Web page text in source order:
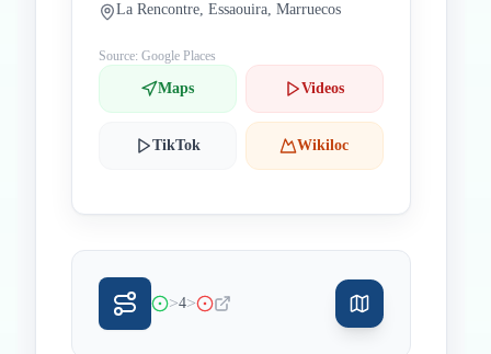
La Rencontre, Essaouira, Marruecos
Source: Google Places
Maps Videos
TikTok Wikiloc
>4>